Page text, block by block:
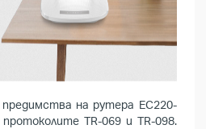
на рутера EC220-
TR-069 и TR-098.